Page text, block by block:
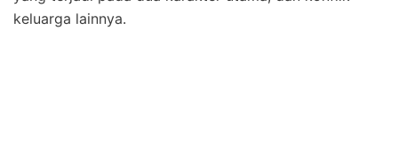
keluarga lainnya.